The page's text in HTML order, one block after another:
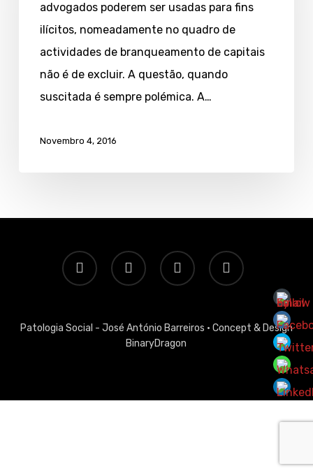
advogados poderem ser usadas para fins
ilícitos, nomeadamente no quadro de
actividades de branqueamento de capitais
não é de excluir. A questão, quando
suscitada é sempre polémica. A…
Novembro 4, 2016
twitter facebook linkedin email
Patologia Social - José António Barreiros · Concept & Design
BinaryDragon